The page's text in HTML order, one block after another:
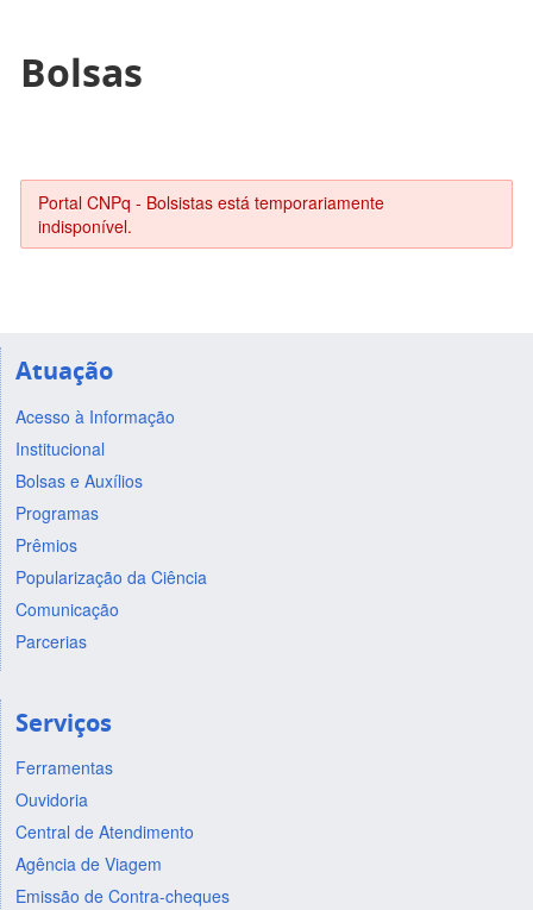
Bolsas
Portal CNPq - Bolsistas está temporariamente
indisponível.
Atuação
Acesso à Informação
Institucional
Bolsas e Auxílios
Programas
Prêmios
Popularização da Ciência
Comunicação
Parcerias
Serviços
Ferramentas
Ouvidoria
Central de Atendimento
Agência de Viagem
Emissão de Contra-cheques